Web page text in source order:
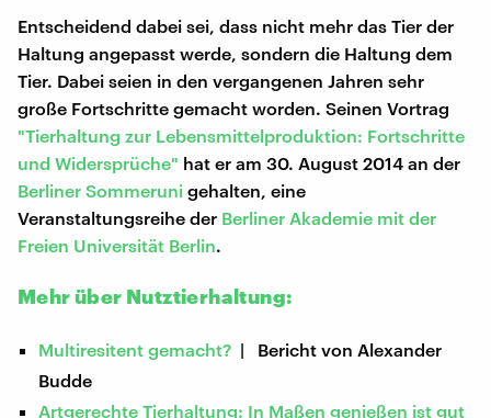
Entscheidend dabei sei, dass nicht mehr das Tier der
Haltung angepasst werde, sondern die Haltung dem
Tier. Dabei seien in den vergangenen Jahren sehr
große Fortschritte gemacht worden. Seinen Vortrag
"Tierhaltung zur Lebensmittelproduktion: Fortschritte
und Widersprüche" hat er am 30. August 2014 an der
Berliner Sommeruni gehalten, eine
Veranstaltungsreihe der Berliner Akademie mit der
Freien Universität Berlin.
Mehr über Nutztierhaltung:
Multiresitent gemacht? | Bericht von Alexander
Budde
Artgerechte Tierhaltung: In Maßen genießen ist gut